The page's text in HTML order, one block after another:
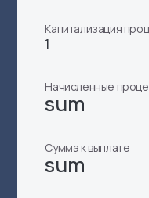
Капитализация
1
Начисленные
sum
Сумма к выплате
sum